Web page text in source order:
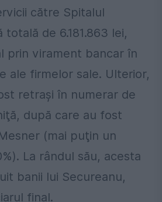
către Spitalul
totală de 6.181.863 lei,
prin virament bancar în
ale firmelor sale. Ulterior,
retraşi în numerar de
după care au fost
(mai puţin un
La rândul său, acesta
banii lui Secureanu,
final.